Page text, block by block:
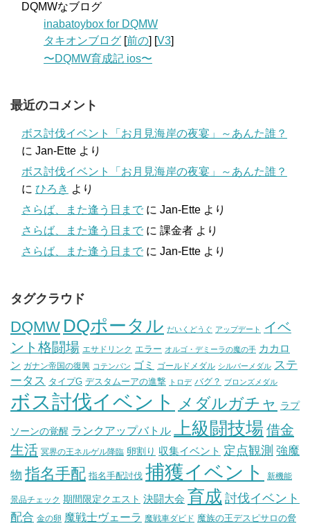
DQMWなブログ
inabatoybox for DQMW
タキオンブログ [前の] [V3]
〜DQMW育成記 ios〜
最近のコメント
ボス討伐イベント「お月見海岸の夜宴」～あんた誰？
に Jan-Ette より
ボス討伐イベント「お月見海岸の夜宴」～あんた誰？
に ひろき より
さらば、また逢う日まで に Jan-Ette より
さらば、また逢う日まで に 課金者 より
さらば、また逢う日まで に Jan-Ette より
タグクラウド
DQMW DQポータル だいくどうぐ アップデート
イベ
ント格闘場 エサドリンク エラー オルゴ・デミーラの魔の手 カカロ
ン ガナン帝国の復興 コテンパン ゴミ ゴールドメダル シルバーメダル ステ
ータス タイプG デスタムーアの進撃 トロデ バグ？ ブロンズメダル
ボス討伐イベント メダルガチャ ラプ
ソーンの覚醒 ランクアップバトル 上級闘技場 借金
生活 冥界の王ネルゲル降臨 卵割り 収集イベント 定点観測 強魔
物 指名手配 指名手配討伐 捕獲イベント 新機能
景品チェック 期間限定クエスト 決闘大会 育成 討伐イベント
配合 金の卵 魔戦士ヴェーラ 魔戦車ダビド 魔族の王デスピサロの脅